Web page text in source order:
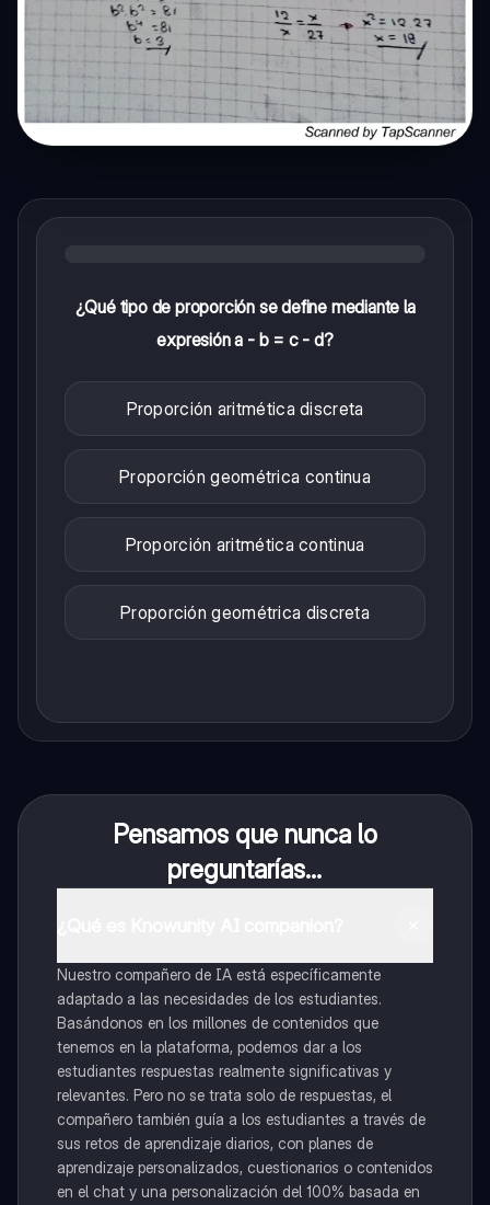
¿Qué tipo de proporción se define mediante la
expresión a - b = c - d?
Proporción aritmética discreta
Proporción geométrica continua
Proporción aritmética continua
Proporción geométrica discreta
Pensamos que nunca lo
preguntarías...
Nuestro compañero de IA está específicamente
adaptado a las necesidades de los estudiantes.
Basándonos en los millones de contenidos que
tenemos en la plataforma, podemos dar a los
estudiantes respuestas realmente significativas y
relevantes. Pero no se trata solo de respuestas, el
compañero también guía a los estudiantes a través de
sus retos de aprendizaje diarios, con planes de
aprendizaje personalizados, cuestionarios o contenidos
en el chat y una personalización del 100% basada en